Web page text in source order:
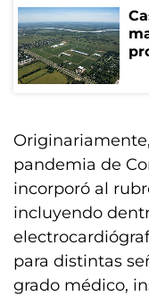
pandemia de
incorporó al
incluyendo
para distintas
grado médico,